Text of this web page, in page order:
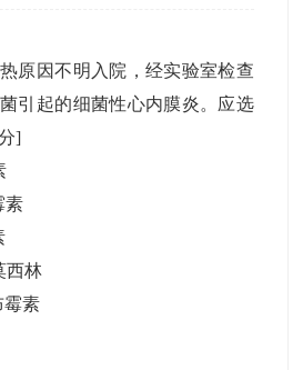
原因不明入院，经实验室检查
引起的细菌性心内膜炎。应选
]
素
西林
霉素